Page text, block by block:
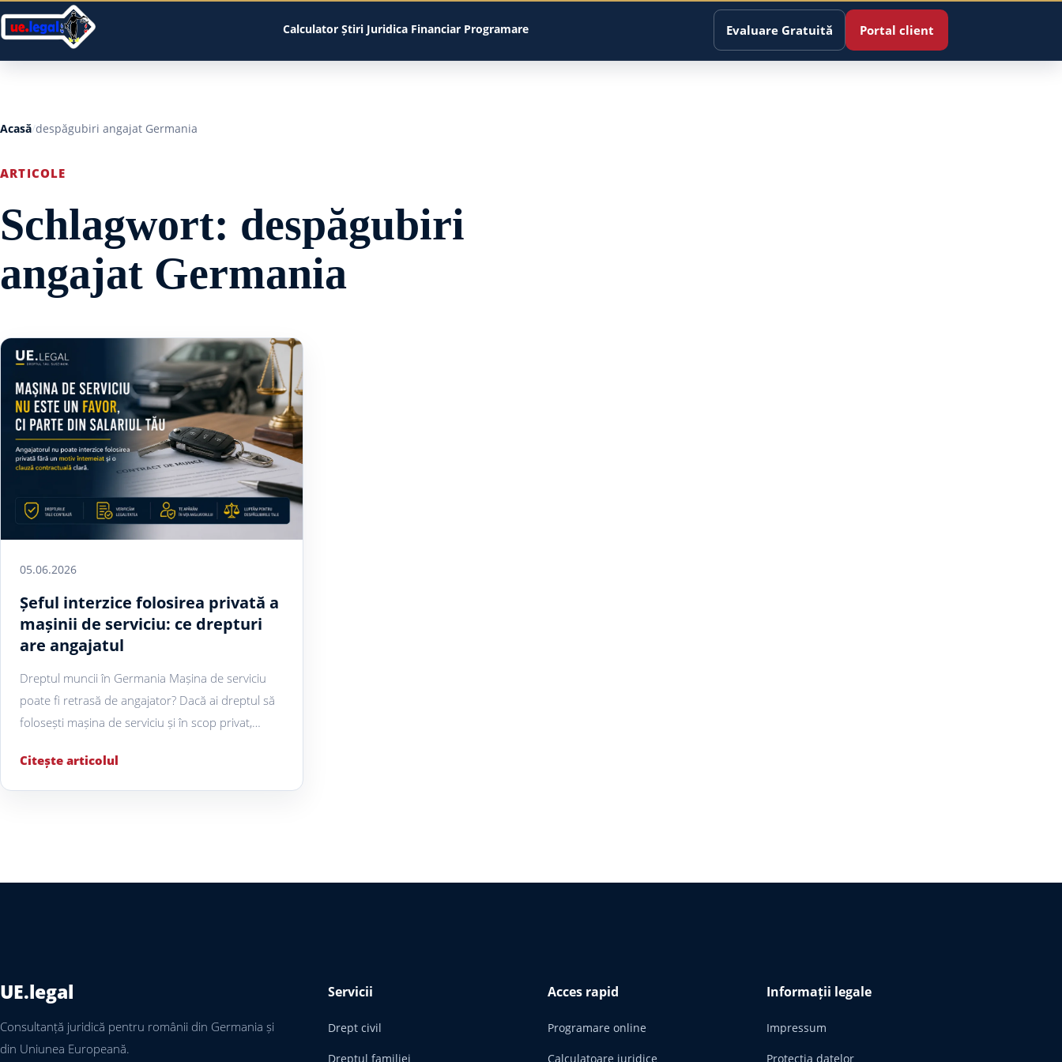
Calculator Știri Juridica Financiar Programare Evaluare Gratuită Portal client
Acasă despăgubiri angajat Germania
ARTICOLE
Schlagwort: despăgubiri
angajat Germania
05.06.2026
Șeful interzice folosirea privată a
mașinii de serviciu: ce drepturi
are angajatul
Dreptul muncii în Germania Mașina de serviciu
poate fi retrasă de angajator? Dacă ai dreptul să
folosești mașina de serviciu și în scop privat,…
Citește articolul
UE.legal
Consultanță juridică pentru românii din Germania și
din Uniunea Europeană.
Servicii
Drept civil
Dreptul familiei
Acces rapid
Programare online
Calculatoare juridice
Informații legale
Impressum
Protecția datelor